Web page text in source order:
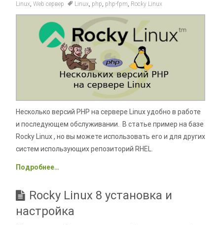
Linux, Web сервер Linux, php, php-fpm, Rocky Linux
Несколько версий PHP на сервере Linux удобно в работе
и последующем обслуживании. В статье пример на базе
Rocky Linux , но вы можете использовать его и для других
систем использующих репозиторий RHEL.
Подробнее…
Rocky Linux 8 установка и
настройка